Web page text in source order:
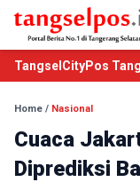
TangselCityPos
Home / Nasional
Cuaca
Diprediksi